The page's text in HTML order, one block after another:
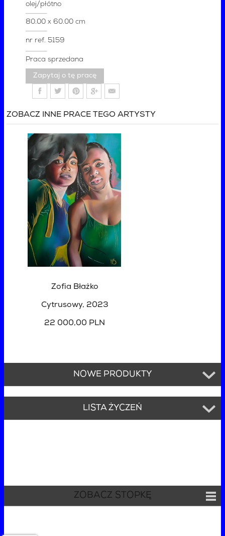
olej/płótno
80.00 x 60.00 cm
nr ref. 5159
Praca sprzedana
Zapytaj o tę pracę
ZOBACZ INNE PRACE TEGO ARTYSTY
Zofia Błażko
Cytrusowy, 2023
22 000,00 PLN
NOWE PRODUKTY
LISTA ŻYCZEŃ
ZOBACZ STOPKĘ